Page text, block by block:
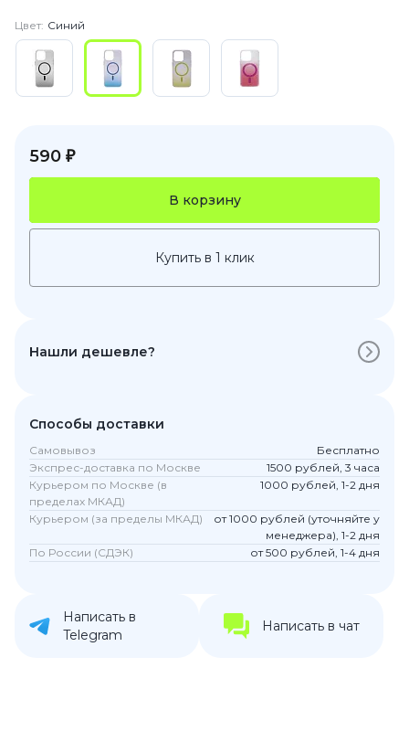
Цвет: Синий
590 ₽
В корзину
Купить в 1 клик
Нашли дешевле?
Способы доставки
Самовывоз
Бесплатно
Экспрес-доставка по Москве
1500 рублей, 3 часа
Курьером по Москве (в
пределах МКАД)
1000 рублей, 1-2 дня
Курьером (за пределы МКАД)
от 1000 рублей (уточняйте у
менеджера), 1-2 дня
По России (СДЭК)
от 500 рублей, 1-4 дня
Написать в
Telegram
Написать в чат